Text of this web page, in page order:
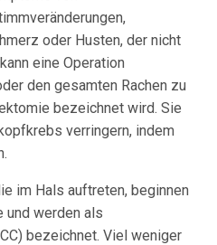
oder Husten, der nicht
eine Operation
den gesamten Rachen zu
bezeichnet wird. Sie
verringern, indem
im Hals auftreten, beginnen
und werden als
bezeichnet. Viel weniger